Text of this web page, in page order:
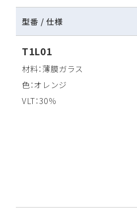
型番 / 仕様
T1L01
材料：薄膜ガラス
色：オレンジ
VLT：30％